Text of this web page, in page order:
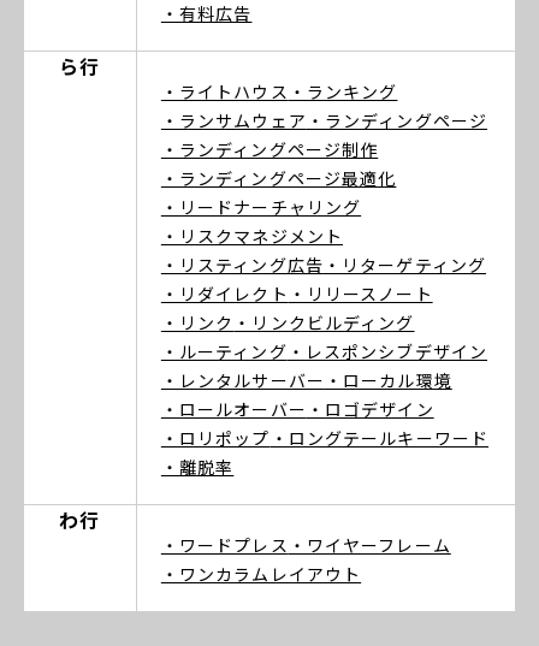
・有料広告
ら行
・ライトハウス ・ランキング
・ランサムウェア ・ランディングページ
・ランディングページ制作
・ランディングページ最適化
・リードナーチャリング
・リスクマネジメント
・リスティング広告 ・リターゲティング
・リダイレクト ・リリースノート
・リンク ・リンクビルディング
・ルーティング ・レスポンシブデザイン
・レンタルサーバー ・ローカル環境
・ロールオーバー ・ロゴデザイン
・ロリポップ ・ロングテールキーワード
・離脱率
わ行
・ワードプレス ・ワイヤーフレーム
・ワンカラムレイアウト